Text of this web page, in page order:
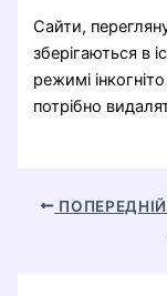
Сайти,
зберігаються в
режимі
потрібно
ПОПЕРЕДНІЙ